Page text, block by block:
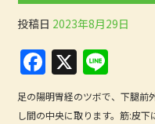
o
o
k
投稿日 2023年8月29日
F
a
c
X
n
e
足の陽明胃経のツボで、下腿前
し間の中央に取ります。筋:皮